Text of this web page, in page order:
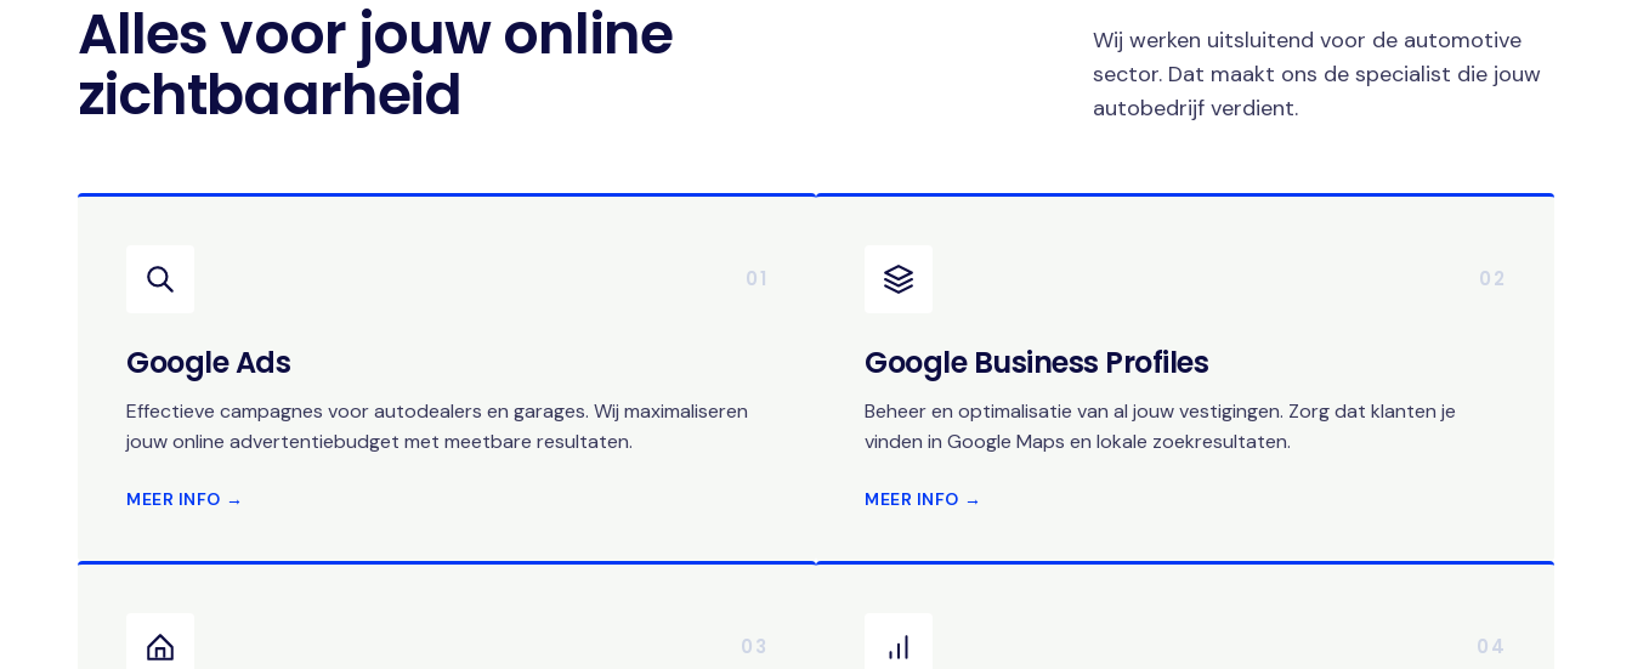
Alles voor jouw online
zichtbaarheid
Wij werken uitsluitend voor de automotive
sector. Dat maakt ons de specialist die jouw
autobedrijf verdient.
01
Google Ads
Effectieve campagnes voor autodealers en garages. Wij maximaliseren
jouw online advertentiebudget met meetbare resultaten.
MEER INFO →
02
Google Business Profiles
Beheer en optimalisatie van al jouw vestigingen. Zorg dat klanten je
vinden in Google Maps en lokale zoekresultaten.
MEER INFO →
03 04